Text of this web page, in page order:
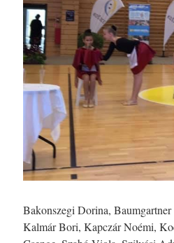
Bakonszegi Dorina,
Kalmár Bori, Kapczár Noémi,